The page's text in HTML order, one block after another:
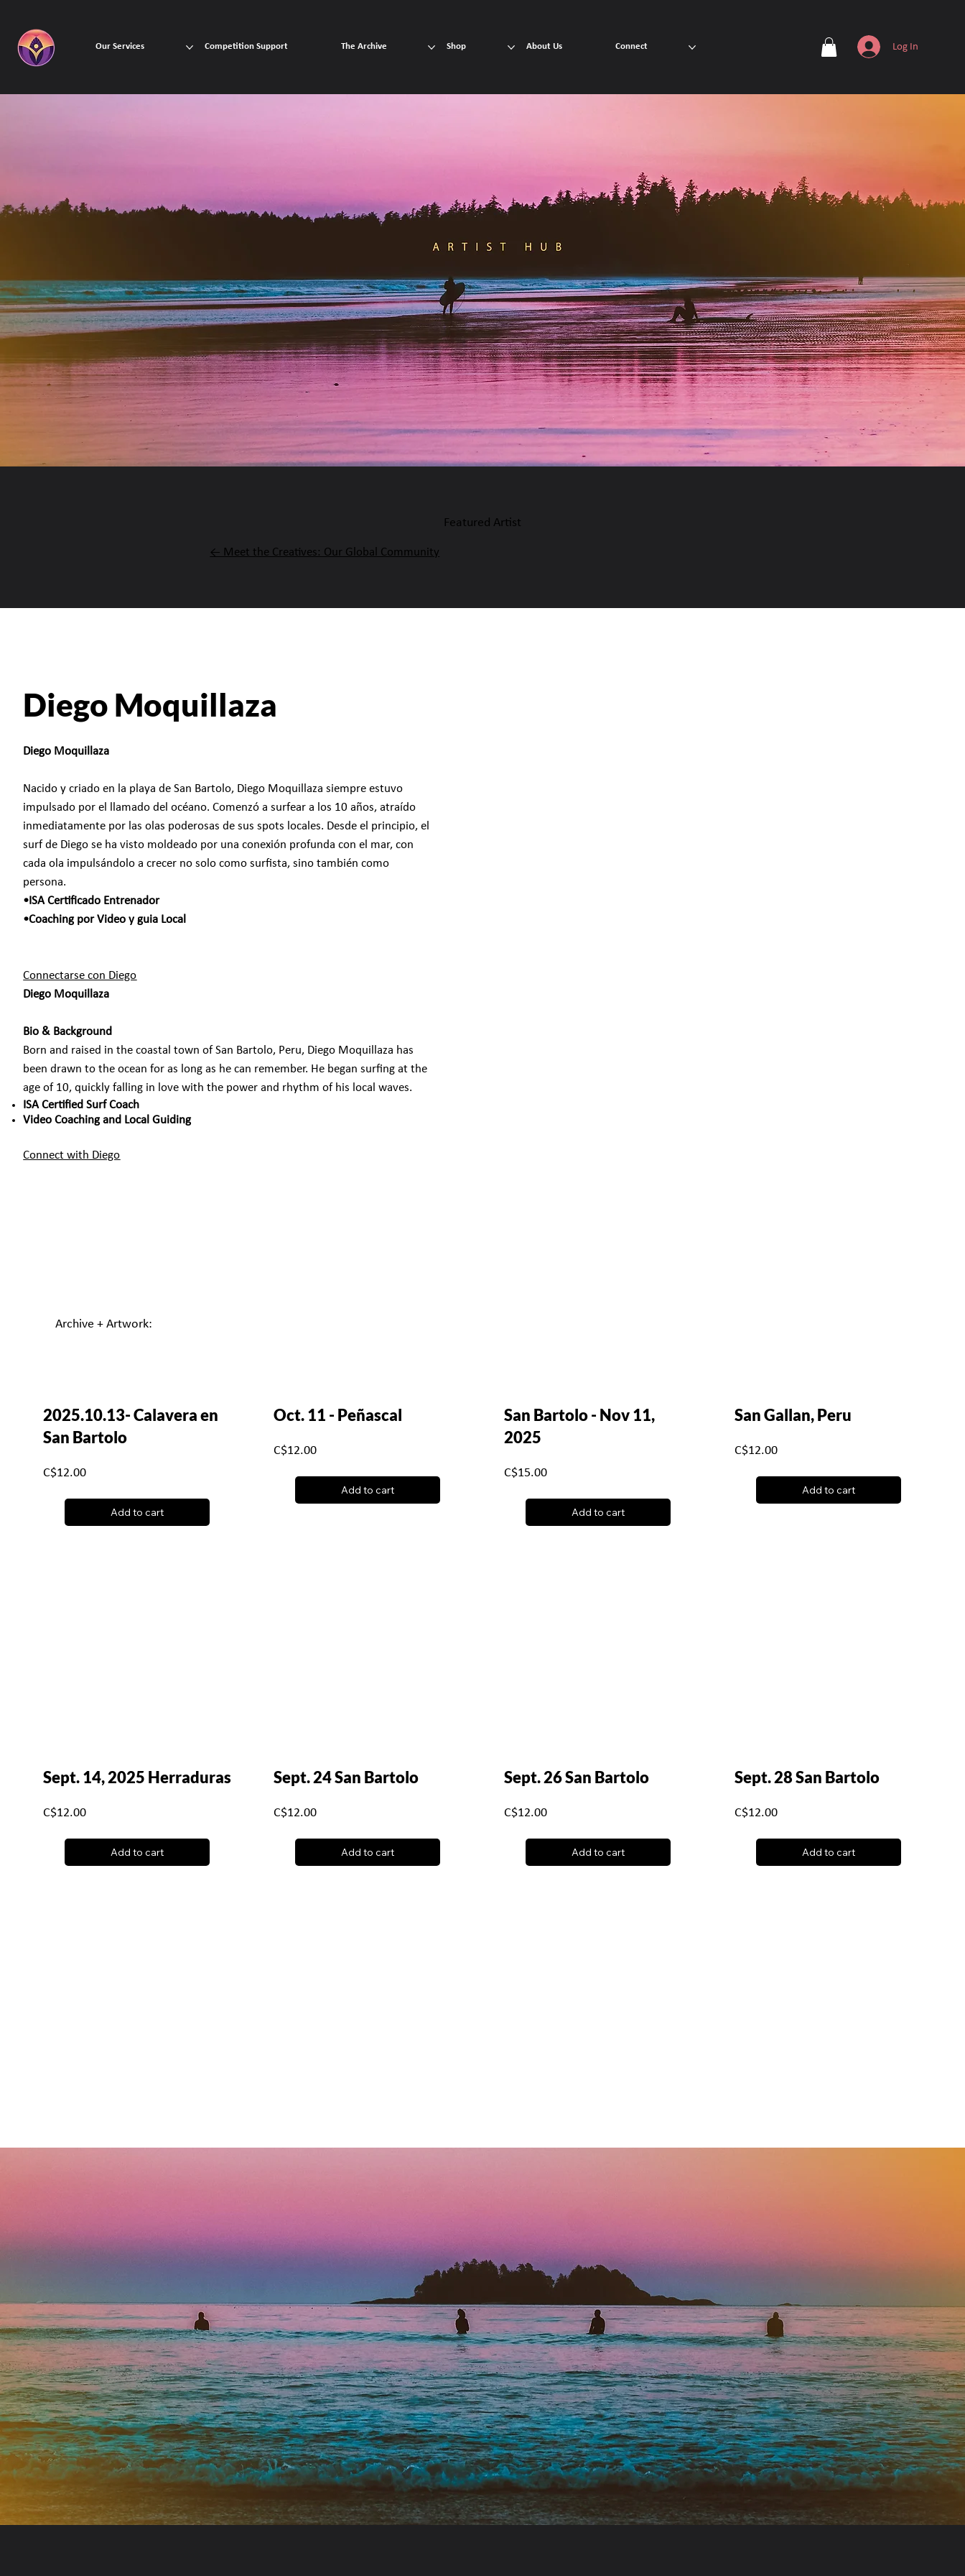
Our Services Competition Support The Archive Shop About Us Connect Log In
Featured Artist
← Meet the Creatives: Our Global Community
Diego Moquillaza
Diego Moquillaza
Nacido y criado en la playa de San Bartolo, Diego Moquillaza siempre estuvo
impulsado por el llamado del océano. Comenzó a surfear a los 10 años, atraído
inmediatamente por las olas poderosas de sus spots locales. Desde el principio, el
surf de Diego se ha visto moldeado por una conexión profunda con el mar, con
cada ola impulsándolo a crecer no solo como surfista, sino también como
persona.
•ISA Certificado Entrenador
•Coaching por Video y guia Local
Connectarse con Diego
Diego Moquillaza
Bio & Background
Born and raised in the coastal town of San Bartolo, Peru, Diego Moquillaza has
been drawn to the ocean for as long as he can remember. He began surfing at the
age of 10, quickly falling in love with the power and rhythm of his local waves.
ISA Certified Surf Coach
Video Coaching and Local Guiding
Connect with Diego
Archive + Artwork:
2025.10.13- Calavera en
San Bartolo
C$12.00
Add to cart
Oct. 11 - Peñascal
C$12.00
Add to cart
San Bartolo - Nov 11,
2025
C$15.00
Add to cart
San Gallan, Peru
C$12.00
Add to cart
Sept. 14, 2025 Herraduras
C$12.00
Add to cart
Sept. 24 San Bartolo
C$12.00
Add to cart
Sept. 26 San Bartolo
C$12.00
Add to cart
Sept. 28 San Bartolo
C$12.00
Add to cart